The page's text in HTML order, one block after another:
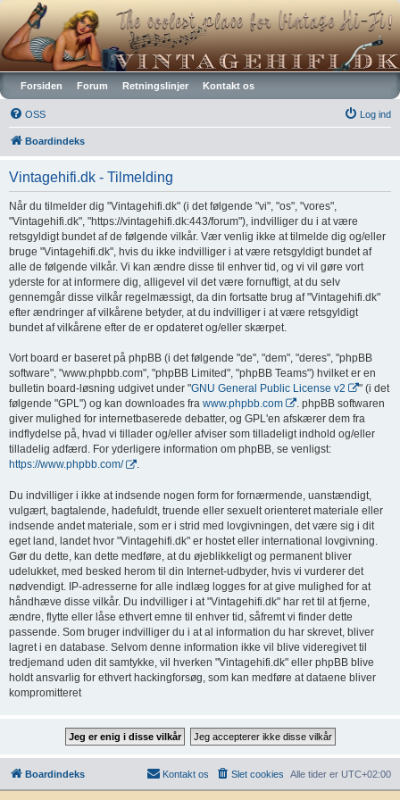
Vintagehifi.dk
Forsiden Forum Retningslinjer Kontakt os
OSS Log ind
Boardindeks
Vintagehifi.dk - Tilmelding
Når du tilmelder dig "Vintagehifi.dk" (i det følgende "vi", "os", "vores",
"Vintagehifi.dk", "https://vintagehifi.dk:443/forum"), indvilliger du i at være
retsgyldigt bundet af de følgende vilkår. Vær venlig ikke at tilmelde dig og/eller
bruge "Vintagehifi.dk", hvis du ikke indvilliger i at være retsgyldigt bundet af
alle de følgende vilkår. Vi kan ændre disse til enhver tid, og vi vil gøre vort
yderste for at informere dig, alligevel vil det være fornuftigt, at du selv
gennemgår disse vilkår regelmæssigt, da din fortsatte brug af "Vintagehifi.dk"
efter ændringer af vilkårene betyder, at du indvilliger i at være retsgyldigt
bundet af vilkårene efter de er opdateret og/eller skærpet.
Vort board er baseret på phpBB (i det følgende "de", "dem", "deres", "phpBB
software", "www.phpbb.com", "phpBB Limited", "phpBB Teams") hvilket er en
bulletin board-løsning udgivet under "GNU General Public License v2
" (i det
følgende "GPL") og kan downloades fra www.phpbb.com
. phpBB softwaren
giver mulighed for internetbaserede debatter, og GPL'en afskærer dem fra
indflydelse på, hvad vi tillader og/eller afviser som tilladeligt indhold og/eller
tilladelig adfærd. For yderligere information om phpBB, se venligst:
https://www.phpbb.com/
.
Du indvilliger i ikke at indsende nogen form for fornærmende, uanstændigt,
vulgært, bagtalende, hadefuldt, truende eller sexuelt orienteret materiale eller
indsende andet materiale, som er i strid med lovgivningen, det være sig i dit
eget land, landet hvor "Vintagehifi.dk" er hostet eller international lovgivning.
Gør du dette, kan dette medføre, at du øjeblikkeligt og permanent bliver
udelukket, med besked herom til din Internet-udbyder, hvis vi vurderer det
nødvendigt. IP-adresserne for alle indlæg logges for at give mulighed for at
håndhæve disse vilkår. Du indvilliger i at "Vintagehifi.dk" har ret til at fjerne,
ændre, flytte eller låse ethvert emne til enhver tid, såfremt vi finder dette
passende. Som bruger indvilliger du i at al information du har skrevet, bliver
lagret i en database. Selvom denne information ikke vil blive videregivet til
tredjemand uden dit samtykke, vil hverken "Vintagehifi.dk" eller phpBB blive
holdt ansvarlig for ethvert hackingforsøg, som kan medføre at dataene bliver
kompromitteret
Boardindeks Alle tider er UTC+02:00
Slet cookies
Kontakt os